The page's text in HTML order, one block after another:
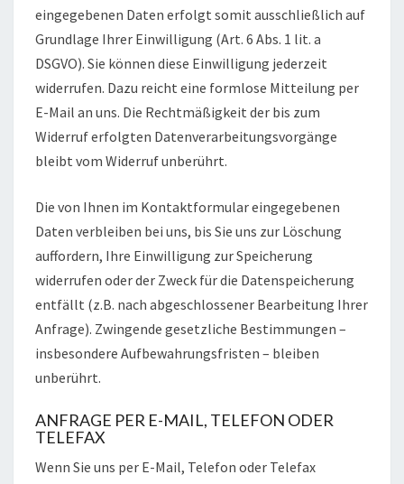
eingegebenen Daten erfolgt somit ausschließlich auf
Grundlage Ihrer Einwilligung (Art. 6 Abs. 1 lit. a
DSGVO). Sie können diese Einwilligung jederzeit
widerrufen. Dazu reicht eine formlose Mitteilung per
E-Mail an uns. Die Rechtmäßigkeit der bis zum
Widerruf erfolgten Datenverarbeitungsvorgänge
bleibt vom Widerruf unberührt.
Die von Ihnen im Kontaktformular eingegebenen
Daten verbleiben bei uns, bis Sie uns zur Löschung
auffordern, Ihre Einwilligung zur Speicherung
widerrufen oder der Zweck für die Datenspeicherung
entfällt (z.B. nach abgeschlossener Bearbeitung Ihrer
Anfrage). Zwingende gesetzliche Bestimmungen –
insbesondere Aufbewahrungsfristen – bleiben
unberührt.
ANFRAGE PER E-MAIL, TELEFON ODER
TELEFAX
Wenn Sie uns per E-Mail, Telefon oder Telefax